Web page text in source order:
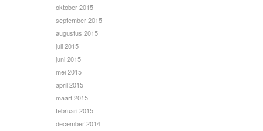
oktober 2015
september 2015
augustus 2015
juli 2015
juni 2015
mei 2015
april 2015
maart 2015
februari 2015
december 2014